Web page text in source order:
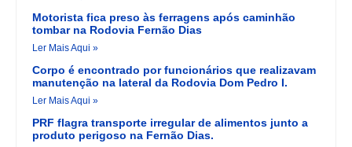
Motorista fica preso às ferragens após caminhão
tombar na Rodovia Fernão Dias
Ler Mais Aqui »
Corpo é encontrado por funcionários que realizavam
manutenção na lateral da Rodovia Dom Pedro I.
Ler Mais Aqui »
PRF flagra transporte irregular de alimentos junto a
produto perigoso na Fernão Dias.